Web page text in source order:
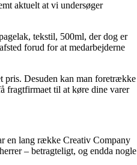
aktuelt at vi undersøger
tekstil, 500ml, der dog er
forud for at medarbejderne
pris. Desuden kan man foretrække
fragtfirmaet til at køre dine varer
en lang række Creativ Company
– betragteligt, og endda nogle